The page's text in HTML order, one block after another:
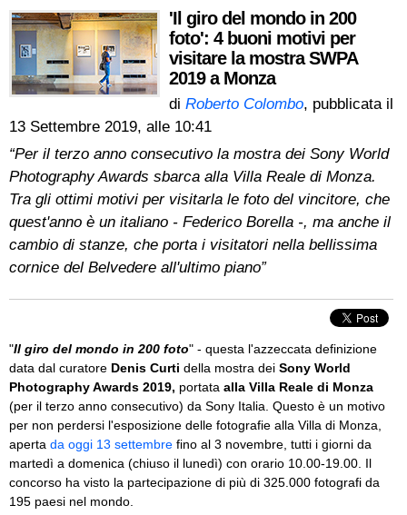
'Il giro del mondo in 200
foto': 4 buoni motivi per
visitare la mostra SWPA
2019 a Monza
di Roberto Colombo, pubblicata il
13 Settembre 2019, alle 10:41
“Per il terzo anno consecutivo la mostra dei Sony World
Photography Awards sbarca alla Villa Reale di Monza.
Tra gli ottimi motivi per visitarla le foto del vincitore, che
quest'anno è un italiano - Federico Borella -, ma anche il
cambio di stanze, che porta i visitatori nella bellissima
cornice del Belvedere all'ultimo piano”
"Il giro del mondo in 200 foto" - questa l'azzeccata definizione
data dal curatore Denis Curti della mostra dei Sony World
Photography Awards 2019, portata alla Villa Reale di Monza
(per il terzo anno consecutivo) da Sony Italia. Questo è un motivo
per non perdersi l'esposizione delle fotografie alla Villa di Monza,
aperta da oggi 13 settembre fino al 3 novembre, tutti i giorni da
martedì a domenica (chiuso il lunedì) con orario 10.00-19.00. Il
concorso ha visto la partecipazione di più di 325.000 fotografi da
195 paesi nel mondo.